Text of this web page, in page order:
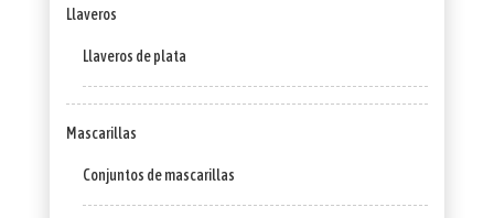
Llaveros
Llaveros de plata
Mascarillas
Conjuntos de mascarillas